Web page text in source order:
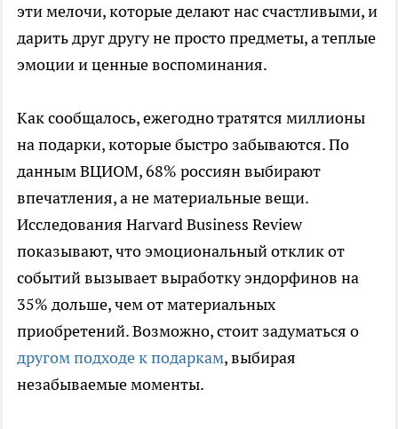
эти мелочи, которые делают нас счастливыми, и
дарить друг другу не просто предметы, а теплые
эмоции и ценные воспоминания.
Как сообщалось, ежегодно тратятся миллионы
на подарки, которые быстро забываются. По
данным ВЦИОМ, 68% россиян выбирают
впечатления, а не материальные вещи.
Исследования Harvard Business Review
показывают, что эмоциональный отклик от
событий вызывает выработку эндорфинов на
35% дольше, чем от материальных
приобретений. Возможно, стоит задуматься о
другом подходе к подаркам, выбирая
незабываемые моменты.